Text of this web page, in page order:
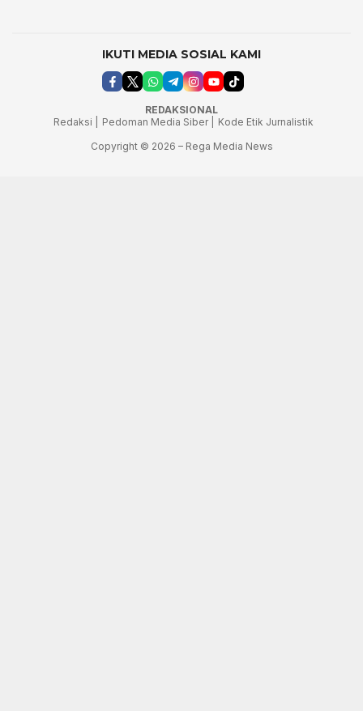
IKUTI MEDIA SOSIAL KAMI
REDAKSIONAL
Redaksi |
Pedoman Media Siber |
Kode Etik Jurnalistik
Copyright © 2026 – Rega Media News